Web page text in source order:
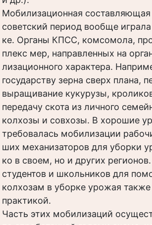
Мобилизационная
советский период вообще
ке. Органы КПСС, комсомола,
плекс мер, направленных на
лизационного характера.
государству зерна сверх плана,
выращивание кукурузы,
передачу скота из личного
колхозы и совхозы. В хорошие
требовалась мобилизации
ших механизаторов для уборки
ко в своем, но и других
студентов и школьников для
колхозам в уборке урожая
практикой.
Часть этих мобилизаций